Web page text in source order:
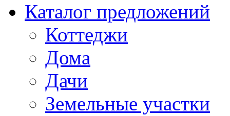
Каталог предложений
Коттеджи
Дома
Дачи
Земельные участки